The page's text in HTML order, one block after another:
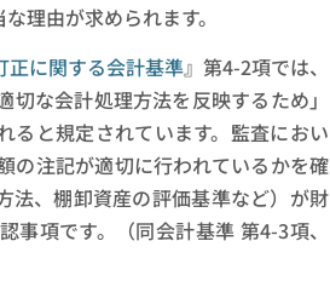
理由が求められます。
正に関する会計基準』第4-2項では、
な会計処理方法を反映するため」
ると規定されています。監査におい
の注記が適切に行われているかを確
法、棚卸資産の評価基準など）が財
項です。（同会計基準 第4-3項、